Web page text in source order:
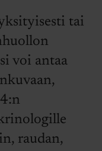
tai
voi antaa
raudan,